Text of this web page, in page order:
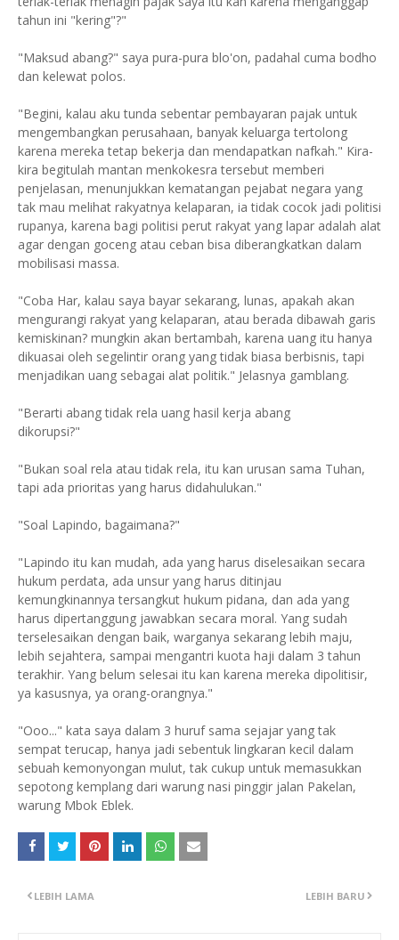
tahun ini "kering"?"
"Maksud abang?" saya pura-pura blo'on, padahal cuma bodho
dan kelewat polos.
"Begini, kalau aku tunda sebentar pembayaran pajak untuk
mengembangkan perusahaan, banyak keluarga tertolong
karena mereka tetap bekerja dan mendapatkan nafkah." Kira-
kira begitulah mantan menkokesra tersebut memberi
penjelasan, menunjukkan kematangan pejabat negara yang
tak mau melihat rakyatnya kelaparan, ia tidak cocok jadi politisi
rupanya, karena bagi politisi perut rakyat yang lapar adalah alat
agar dengan goceng atau ceban bisa diberangkatkan dalam
mobilisasi massa.
"Coba Har, kalau saya bayar sekarang, lunas, apakah akan
mengurangi rakyat yang kelaparan, atau berada dibawah garis
kemiskinan? mungkin akan bertambah, karena uang itu hanya
dikuasai oleh segelintir orang yang tidak biasa berbisnis, tapi
menjadikan uang sebagai alat politik." Jelasnya gamblang.
"Berarti abang tidak rela uang hasil kerja abang
dikorupsi?"
"Bukan soal rela atau tidak rela, itu kan urusan sama Tuhan,
tapi ada prioritas yang harus didahulukan."
"Soal Lapindo, bagaimana?"
"Lapindo itu kan mudah, ada yang harus diselesaikan secara
hukum perdata, ada unsur yang harus ditinjau
kemungkinannya tersangkut hukum pidana, dan ada yang
harus dipertanggung jawabkan secara moral. Yang sudah
terselesaikan dengan baik, warganya sekarang lebih maju,
lebih sejahtera, sampai mengantri kuota haji dalam 3 tahun
terakhir. Yang belum selesai itu kan karena mereka dipolitisir,
ya kasusnya, ya orang-orangnya."
"Ooo..." kata saya dalam 3 huruf sama sejajar yang tak
sempat terucap, hanya jadi sebentuk lingkaran kecil dalam
sebuah kemonyongan mulut, tak cukup untuk memasukkan
sepotong kemplang dari warung nasi pinggir jalan Pakelan,
warung Mbok Eblek.
LEBIH BARU
LEBIH LAMA